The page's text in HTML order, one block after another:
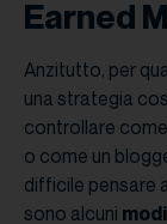
Earned
Anzitutto, per
una strategia
controllare
o come un
difficile pensare
sono alcuni